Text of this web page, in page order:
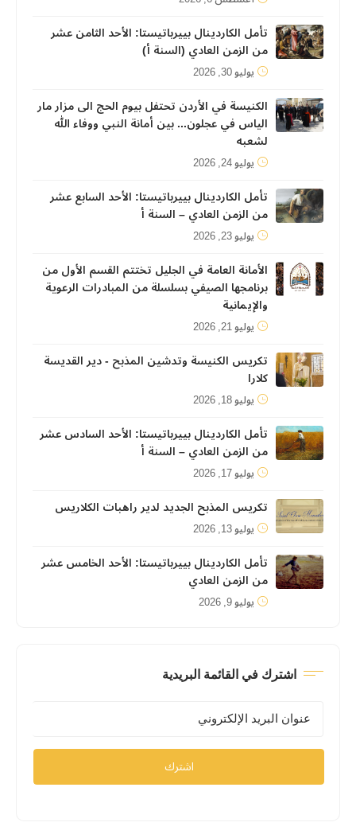
تأمل الكاردينال بييرباتيستا: الأحد الثامن عشر
من الزمن العادي (السنة أ)
يوليو 30, 2026
الكنيسة في الأردن تحتفل بيوم الحج الى مزار مار
الياس في عجلون... بين أمانة النبي ووفاء الله
لشعبه
يوليو 24, 2026
تأمل الكاردينال بييرباتيستا: الأحد السابع عشر
من الزمن العادي – السنة أ
يوليو 23, 2026
الأمانة العامة في الجليل تختتم القسم الأول من
برنامجها الصيفي بسلسلة من المبادرات الرعوية
والإيمانية
يوليو 21, 2026
تكريس الكنيسة وتدشين المذبح - دير القديسة
كلارا
يوليو 18, 2026
تأمل الكاردينال بييرباتيستا: الأحد السادس عشر
من الزمن العادي – السنة أ
يوليو 17, 2026
تكريس المذبح الجديد لدير راهبات الكلاريس
يوليو 13, 2026
تأمل الكاردينال بييرباتيستا: الأحد الخامس عشر
من الزمن العادي
يوليو 9, 2026
اشترك في القائمة البريدية
اشترك